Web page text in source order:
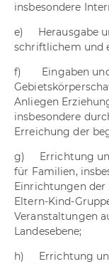
insbesondere
e) Herausgabe
schriftlichem und
f) Eingaben und
Anliegen
insbesondere
Erreichung der
g) Errichtung
für Familien,
Einrichtungen der
Eltern-Kind-
Veranstaltungen
Landesebene;
h) Errichtung